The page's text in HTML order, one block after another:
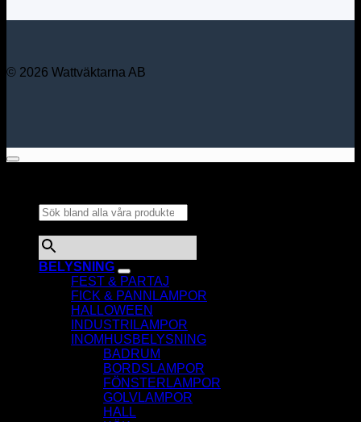
© 2026 Wattväktarna AB
BELYSNING
FEST & PARTAJ
FICK & PANNLAMPOR
HALLOWEEN
INDUSTRILAMPOR
INOMHUSBELYSNING
BADRUM
BORDSLAMPOR
FÖNSTERLAMPOR
GOLVLAMPOR
HALL